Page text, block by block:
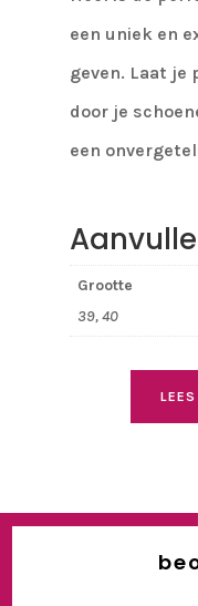
een uniek en
geven. Laat je
door je
een
Grootte
39, 40
LEES